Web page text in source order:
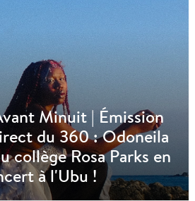
Minuit | Émission
du 360 : Odoneila
collège Rosa Parks en
à l'Ubu !